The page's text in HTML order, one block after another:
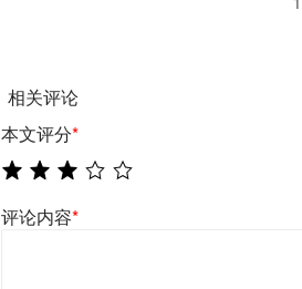
相关评论
本文评分*
评论内容*